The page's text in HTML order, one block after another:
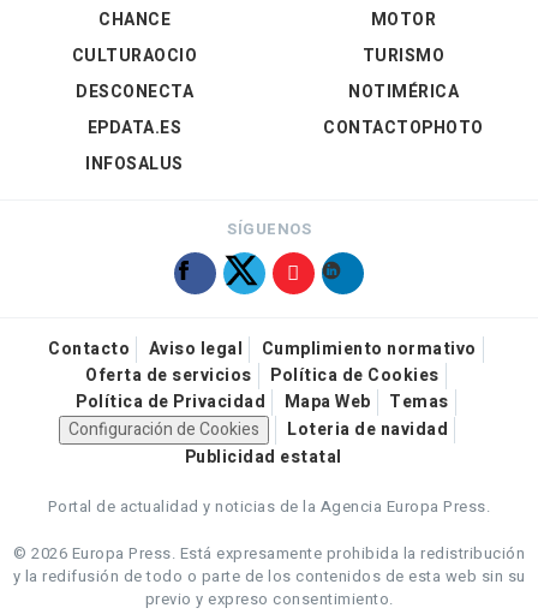
CHANCE
CULTURAOCIO
DESCONECTA
EPDATA.ES
INFOSALUS
MOTOR
TURISMO
NOTIMÉRICA
CONTACTOPHOTO
SÍGUENOS
Contacto Aviso legal
Cumplimiento normativo
Oferta de servicios
Política de Cookies
Política de Privacidad
Mapa Web
Temas
Configuración de Cookies
Loteria de navidad
Publicidad estatal
Portal de actualidad y noticias de la Agencia Europa Press.
© 2026 Europa Press. Está expresamente prohibida la redistribución
y la redifusión de todo o parte de los contenidos de esta web sin su
previo y expreso consentimiento.